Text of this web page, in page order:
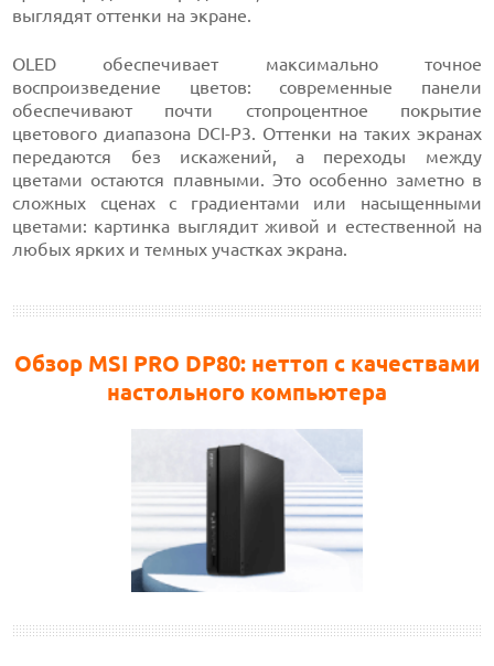
выглядят оттенки на экране.
OLED обеспечивает максимально точное
воспроизведение цветов: современные панели
обеспечивают почти стопроцентное покрытие
цветового диапазона DCI-P3. Оттенки на таких экранах
передаются без искажений, а переходы между
цветами остаются плавными. Это особенно заметно в
сложных сценах с градиентами или насыщенными
цветами: картинка выглядит живой и естественной на
любых ярких и темных участках экрана.
Обзор MSI PRO DP80: неттоп с качествами
настольного компьютера